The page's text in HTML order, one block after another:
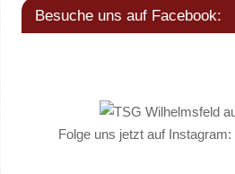
Besuche uns auf Facebook:
Folge uns jetzt auf Instagram: